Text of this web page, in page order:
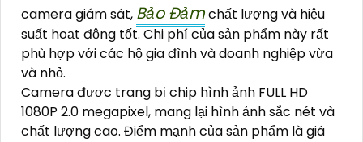
camera giám sát, Bảo Đảmchất lượng và hiệu
suất hoạt động tốt. Chi phí của sản phẩm này rất
phù hợp với các hộ gia đình và doanh nghiệp vừa
và nhỏ.
Camera được trang bị chip hình ảnh FULL HD
1080P 2.0 megapixel, mang lại hình ảnh sắc nét và
chất lượng cao. Điểm mạnh của sản phẩm là giá